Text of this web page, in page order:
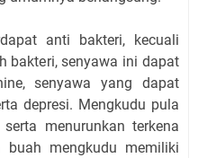
anti bakteri, kecuali
bakteri, senyawa ini dapat
senyawa yang dapat
depresi. Mengkudu pula
menurunkan terkena
mengkudu memiliki